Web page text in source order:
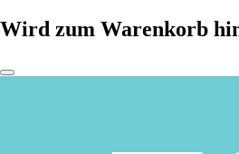
Wird zum Warenkorb